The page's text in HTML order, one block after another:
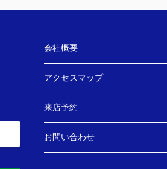
会社概要
アクセスマップ
来店予約
お問い合わせ